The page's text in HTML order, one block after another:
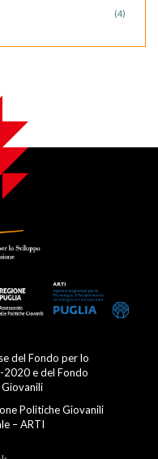
(4)
del Fondo per lo
2020 e del Fondo
Politiche Giovanili
– ARTI